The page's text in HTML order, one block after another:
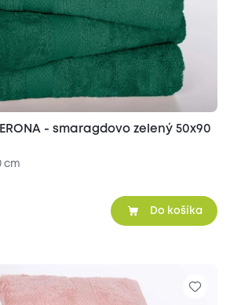
- smaragdovo zelený 50x90
cm
Do košíka